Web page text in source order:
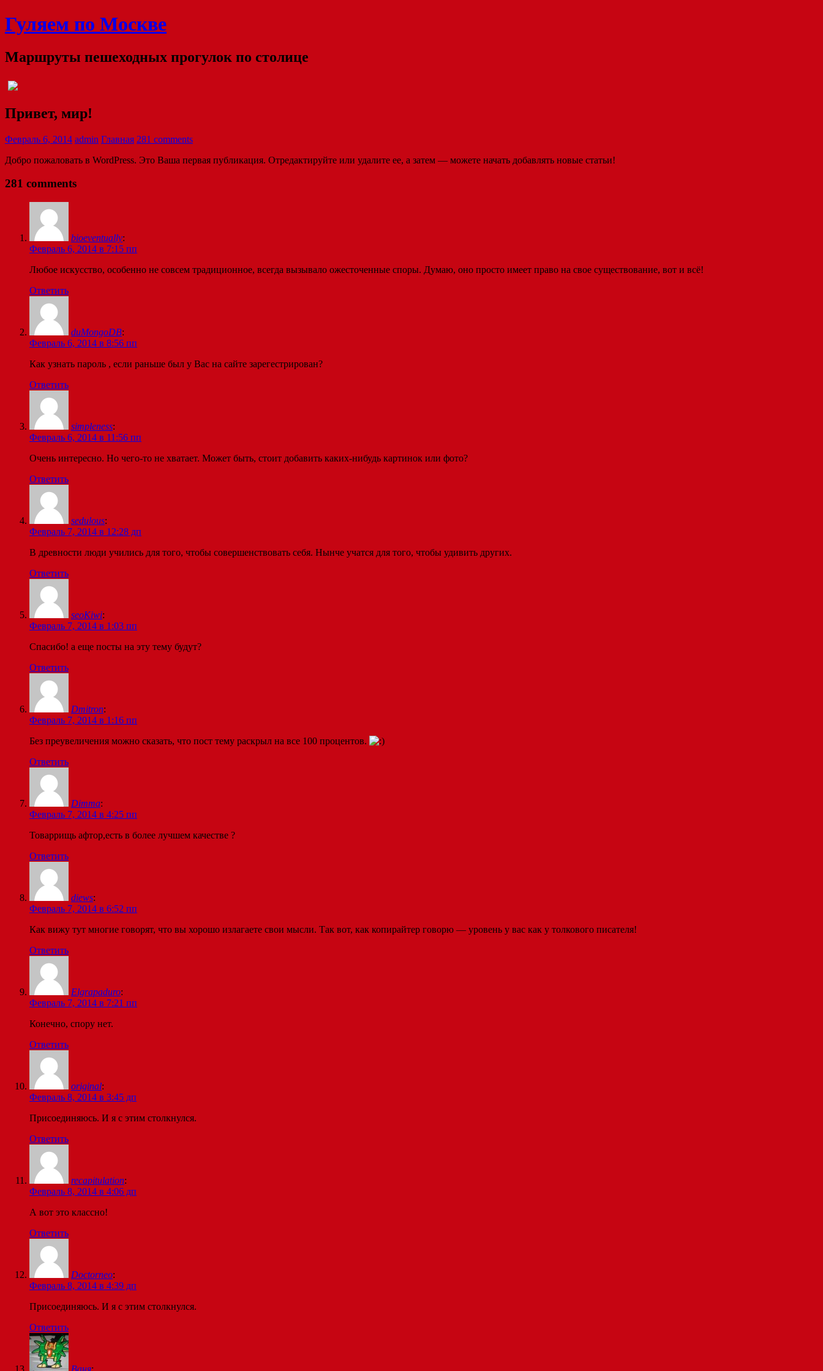
Гуляем по Москве
Маршруты пешеходных прогулок по столице
Привет, мир!
Февраль 6, 2014 admin Главная 281 comments
Добро пожаловать в WordPress. Это Ваша первая публикация. Отредактируйте или удалите ее, а затем — можете начать добавлять новые статьи!
281 comments
bioeventually:
Февраль 6, 2014 в 7:15 пп
Любое искусство, особенно не совсем традиционное, всегда вызывало ожесточенные споры. Думаю, оно просто имеет право на свое существование, вот и всё!
Ответить
duMongoDB:
Февраль 6, 2014 в 8:56 пп
Как узнать пароль , если раньше был у Вас на сайте зарегестрирован?
Ответить
simpleness:
Февраль 6, 2014 в 11:56 пп
Очень интересно. Но чего-то не хватает. Может быть, стоит добавить каких-нибудь картинок или фото?
Ответить
sedulous:
Февраль 7, 2014 в 12:28 дп
В древности люди учились для того, чтобы совершенствовать себя. Нынче учатся для того, чтобы удивить других.
Ответить
seoKiwi:
Февраль 7, 2014 в 1:03 пп
Спасибо! а еще посты на эту тему будут?
Ответить
Dmitron:
Февраль 7, 2014 в 1:16 пп
Без преувеличения можно сказать, что пост тему раскрыл на все 100 процентов.
Ответить
Dimma:
Февраль 7, 2014 в 4:25 пп
Товаррищь афтор,есть в более лучшем качестве ?
Ответить
diews:
Февраль 7, 2014 в 6:52 пп
Как вижу тут многие говорят, что вы хорошо излагаете свои мысли. Так вот, как копирайтер говорю — уровень у вас как у толкового писателя!
Ответить
Elgrapaduro:
Февраль 7, 2014 в 7:21 пп
Конечно, спору нет.
Ответить
original:
Февраль 8, 2014 в 3:45 дп
Присоединяюсь. И я с этим столкнулся.
Ответить
recapitulation:
Февраль 8, 2014 в 4:06 дп
А вот это классно!
Ответить
Doctorneo:
Февраль 8, 2014 в 4:39 дп
Присоединяюсь. И я с этим столкнулся.
Ответить
Ваня: